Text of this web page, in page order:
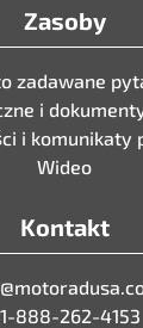
Zasoby
zadawane
i
i komunikaty
Wideo
Kontakt
888-262-4153